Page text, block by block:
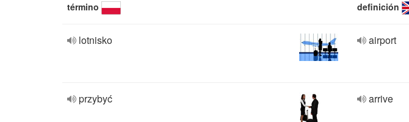
término definición
lotnisko airport
przybyć arrive